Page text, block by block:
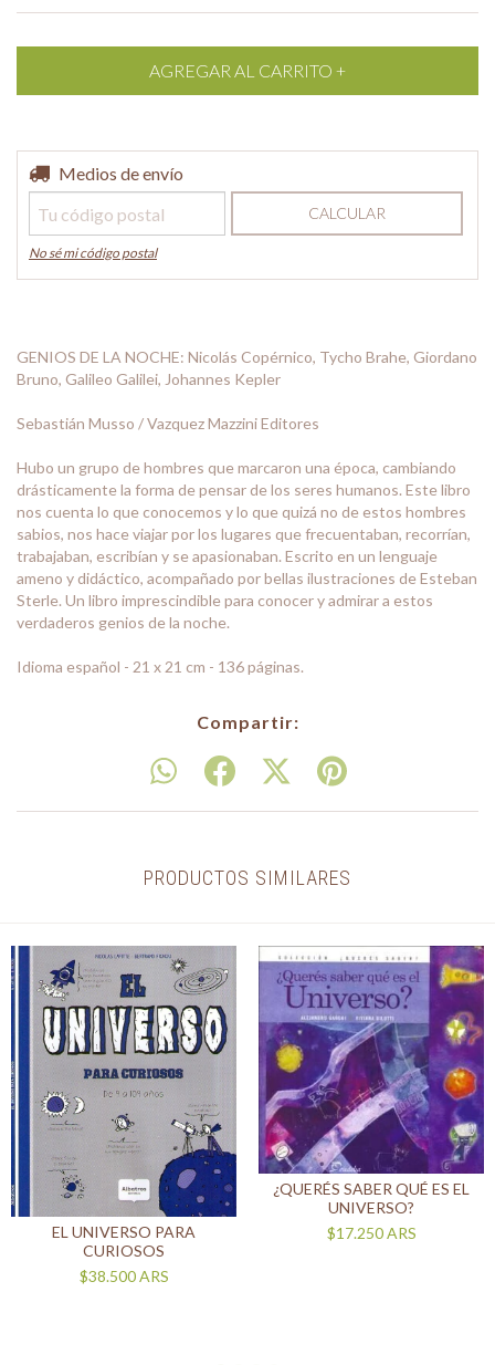
Entregas para el CP:
Medios de envío
CALCULAR
No sé mi código postal
GENIOS DE LA NOCHE: Nicolás Copérnico, Tycho Brahe, Giordano
Bruno, Galileo Galilei, Johannes Kepler
Sebastián Musso / Vazquez Mazzini Editores
Hubo un grupo de hombres que marcaron una época, cambiando
drásticamente la forma de pensar de los seres humanos. Este libro
nos cuenta lo que conocemos y lo que quizá no de estos hombres
sabios, nos hace viajar por los lugares que frecuentaban, recorrían,
trabajaban, escribían y se apasionaban. Escrito en un lenguaje
ameno y didáctico, acompañado por bellas ilustraciones de Esteban
Sterle. Un libro imprescindible para conocer y admirar a estos
verdaderos genios de la noche.
Idioma español - 21 x 21 cm - 136 páginas.
Compartir:
PRODUCTOS SIMILARES
EL UNIVERSO PARA
CURIOSOS
$38.500ARS
¿QUERÉS SABER QUÉ ES EL
UNIVERSO?
$17.250ARS